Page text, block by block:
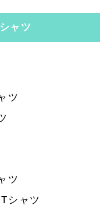
ャツ
ツ
ツ
シャツ